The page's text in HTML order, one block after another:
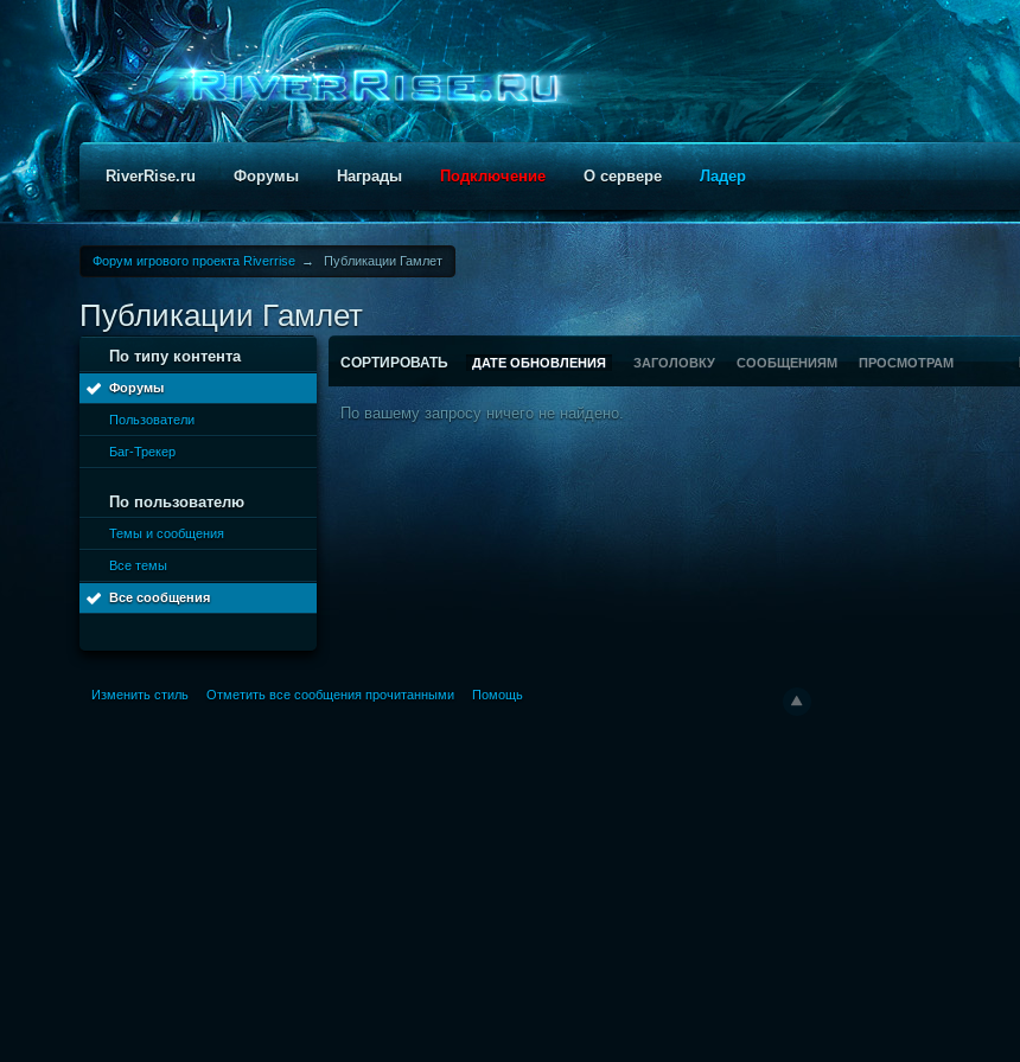
RiverRise.ru Форумы Награды Подключение О сервере Ладер
Форум игрового проекта Riverrise → Публикации Гамлет
Публикации Гамлет
По типу контента
Форумы
Пользователи
Баг-Трекер
По пользователю
Темы и сообщения
Все темы
Все сообщения
СОРТИРОВАТЬ ДАТЕ ОБНОВЛЕНИЯ ЗАГОЛОВКУ СООБЩЕНИЯМ ПРОСМОТРАМ
По вашему запросу ничего не найдено.
Изменить стиль Отметить все сообщения прочитанными Помощь